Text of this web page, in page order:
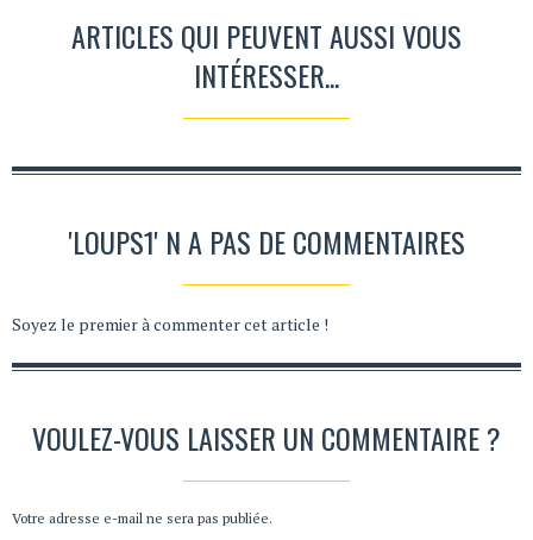
ARTICLES QUI PEUVENT AUSSI VOUS
INTÉRESSER...
'LOUPS1' N A PAS DE COMMENTAIRES
Soyez le premier à commenter cet article !
VOULEZ-VOUS LAISSER UN COMMENTAIRE ?
Votre adresse e-mail ne sera pas publiée.